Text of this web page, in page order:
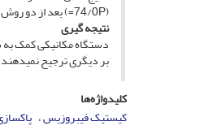
(74/0P=) بعد از دو روش درمانی وجود ندارد. همچنین تفاوت معناداری در میزان پذیرش هر یک از روش­های درمانی توسط بیماران وجود ندارد (66/0P=).
نتیجه­ گیری
دستگاه مکانیکی کمک به
بر دیگری ترجیح
کلیدواژه‌ها
کیستیک فیبروزیس